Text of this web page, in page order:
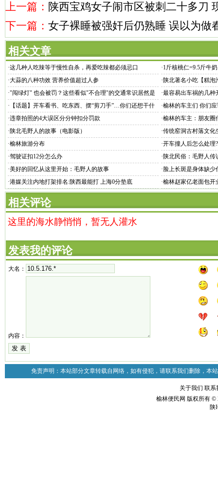
上一篇： 陕西宝鸡女子闹市区被刺二十多刀
下一篇： 女子裸睡被强奸后仍熟睡 误以为做
相关文章
·这几种人吃辣等于慢性自杀，再爱吃辣都必须忌口 ·1斤核桃仁=9.5斤牛
·大蒜的八种功效 营养价值超过人参 ·陕北著名小吃【糕泡
·"闯绿灯" 也会被罚？这些看似"不合理"的交通常识居然是
真的!
·最容易出车祸的几种
· 【话题】开车看书、吃东西、摆“剪刀手”…你们还想干什
么？
·榆林的车主们 你们
·违章拍照的4大误区分分钟扣分罚款 ·榆林的车主：朋友圈
·陕北毛野人的故事（电影版） ·传统窑洞古村落文化
·榆林旅游分布 ·开车撞人后怎么处理
·驾驶证扣12分怎么办 ·陕北民俗：毛野人传
·美好的回忆从这里开始：毛野人的故事 ·脸上长斑是身体缺少
·港媒关注内地打架排名:陕西最能打 上海0分垫底 ·榆林赵家亿老面包开
相关评论
这里的海水静悄悄，暂无人灌水
发表我的评论
大名：
内容：
免责声明：本站部分文章转载自网络，如有侵犯，请联系我们删除，本
关于我们 联系
榆林便民网 版权所有 ©
陕